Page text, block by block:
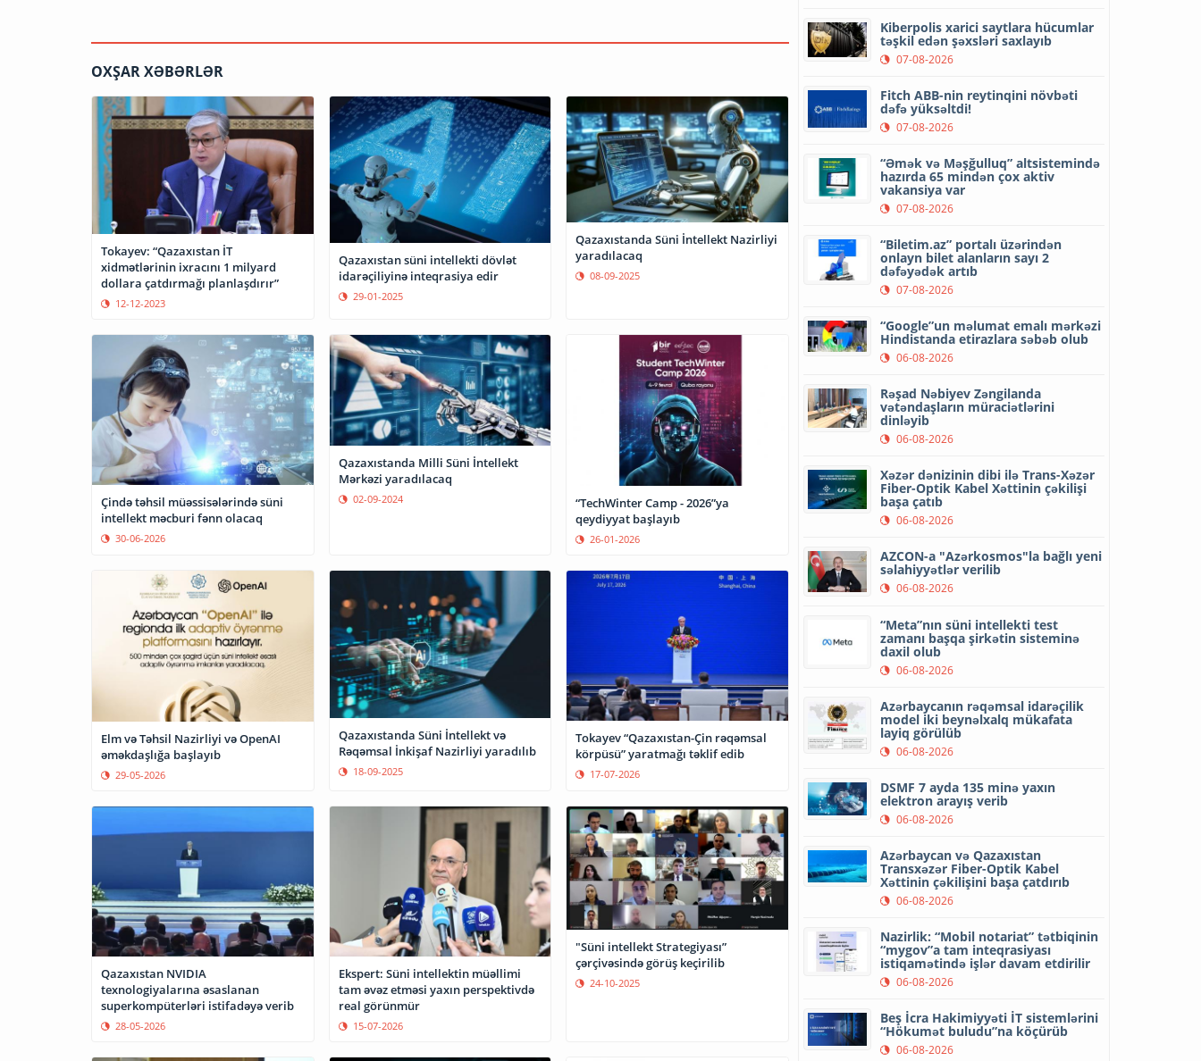
OXŞAR XƏBƏRLƏR
Tokayev: “Qazaxıstan İT
xidmətlərinin ixracını 1 milyard
dollara çatdırmağı planlaşdırır”
12-12-2023
Qazaxıstan süni intellekti dövlət
idarəçiliyinə inteqrasiya edir
29-01-2025
Qazaxıstanda Süni İntellekt Nazirliyi
yaradılacaq
08-09-2025
Çində təhsil müəssisələrində süni
intellekt məcburi fənn olacaq
30-06-2026
Qazaxıstanda Milli Süni İntellekt
Mərkəzi yaradılacaq
02-09-2024
“TechWinter Camp - 2026”ya
qeydiyyat başlayıb
26-01-2026
Elm və Təhsil Nazirliyi və OpenAI
əməkdaşlığa başlayıb
29-05-2026
Qazaxıstanda Süni İntellekt və
Rəqəmsal İnkişaf Nazirliyi yaradılıb
18-09-2025
Tokayev “Qazaxıstan-Çin rəqəmsal
körpüsü” yaratmağı təklif edib
17-07-2026
Qazaxıstan NVIDIA
texnologiyalarına əsaslanan
superkompüterləri istifadəyə verib
28-05-2026
Ekspert: Süni intellektin müəllimi
tam əvəz etməsi yaxın perspektivdə
real görünmür
15-07-2026
"Süni intellekt Strategiyası”
çərçivəsində görüş keçirilib
24-10-2025
Kiberpolis xarici saytlara hücumlar
təşkil edən şəxsləri saxlayıb
07-08-2026
Fitch ABB-nin reytinqini növbəti
dəfə yüksəltdi!
07-08-2026
“Əmək və Məşğulluq” altsistemində
hazırda 65 mindən çox aktiv
vakansiya var
07-08-2026
“Biletim.az” portalı üzərindən
onlayn bilet alanların sayı 2
dəfəyədək artıb
07-08-2026
“Google”un məlumat emalı mərkəzi
Hindistanda etirazlara səbəb olub
06-08-2026
Rəşad Nəbiyev Zəngilanda
vətəndaşların müraciətlərini
dinləyib
06-08-2026
Xəzər dənizinin dibi ilə Trans-Xəzər
Fiber-Optik Kabel Xəttinin çəkilişi
başa çatıb
06-08-2026
AZCON-a "Azərkosmos"la bağlı yeni
səlahiyyətlər verilib
06-08-2026
“Meta”nın süni intellekti test
zamanı başqa şirkətin sisteminə
daxil olub
06-08-2026
Azərbaycanın rəqəmsal idarəçilik
model iki beynəlxalq mükafata
layiq görülüb
06-08-2026
DSMF 7 ayda 135 minə yaxın
elektron arayış verib
06-08-2026
Azərbaycan və Qazaxıstan
Transxəzər Fiber-Optik Kabel
Xəttinin çəkilişini başa çatdırıb
06-08-2026
Nazirlik: “Mobil notariat” tətbiqinin
“mygov”a tam inteqrasiyası
istiqamətində işlər davam etdirilir
06-08-2026
Beş İcra Hakimiyyəti İT sistemlərini
“Hökumət buludu”na köçürüb
06-08-2026